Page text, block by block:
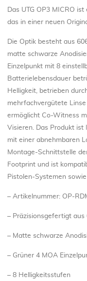
Das UTG OP3 MICRO
das in einer neuen
Die Optik besteht aus
matte schwarze
Einzelpunkt mit 8
Batterielebensdauer
Helligkeit, betrieben
mehrfachvergütete
ermöglicht Co-Witness
Visieren. Das Produkt
mit einer abnehmbaren
Montage-Schnittstelle
Footprint und ist
Pistolen-Systemen
– Artikelnummer: OP-
– Präzisionsgefertigt aus
– Matte schwarze
– Grüner 4 MOA
– 8 Helligkeitsstufen